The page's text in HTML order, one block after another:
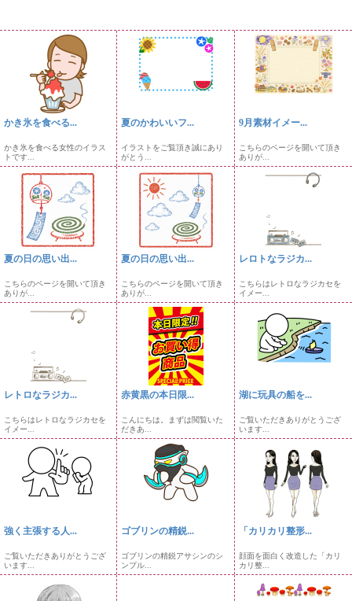
かき氷を食べる...
かき氷を食べる女性のイラス
トです...
夏のかわいいフ...
イラストをご覧頂き誠にあり
がとう...
9月素材イメー...
こちらのページを開いて頂き
ありが...
夏の日の思い出...
こちらのページを開いて頂き
ありが...
夏の日の思い出...
こちらのページを開いて頂き
ありが...
レロトなラジカ...
こちらはレトロなラジカセを
イメー...
レトロなラジカ...
こちらはレトロなラジカセを
イメー...
赤黄黒の本日限...
こんにちは。まずは閲覧いた
だきあ...
湖に玩具の船を...
ご覧いただきありがとうござ
います...
強く主張する人...
ご覧いただきありがとうござ
います...
ゴブリンの精鋭...
ゴブリンの精鋭アサシンのシ
ンプル...
「カリカリ整形...
顔面を面白く改造した「カリ
カリ整...